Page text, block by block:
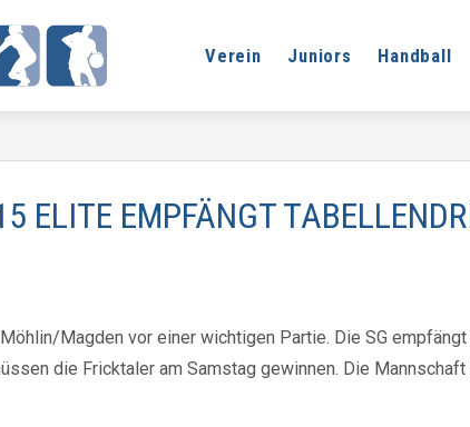
Verein Juniors Handball
ELITE EMPFÄNGT
Magden vor einer wichtigen Partie. Die SG
die Fricktaler am Samstag gewinnen. Die